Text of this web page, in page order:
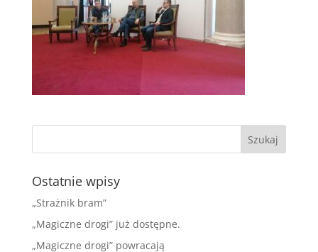
Ostatnie wpisy
„Strażnik bram”
„Magiczne drogi” już dostępne.
„Magiczne drogi” powracają